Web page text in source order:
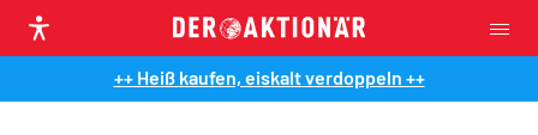
++ Heiß kaufen, eiskalt verdoppeln ++